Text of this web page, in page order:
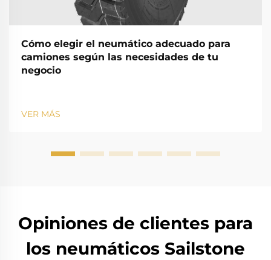
Cómo elegir el neumático adecuado para
camiones según las necesidades de tu
negocio
VER MÁS
Opiniones de clientes para
los neumáticos Sailstone